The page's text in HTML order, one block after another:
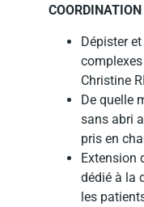
Dépister
Christine
De quelle
sans abri
pris en
Extension
dédié à la
les